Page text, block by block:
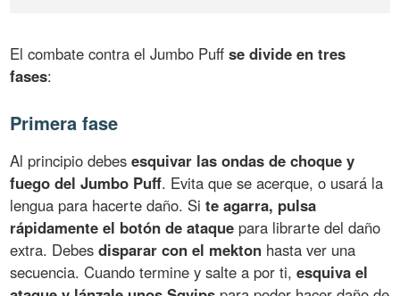
El combate contra el Jumbo Puffse divide en tres
fases:
Primera fase
Al principio debesesquivar las ondas de choque y
fuego del Jumbo Puff. Evita que se acerque, o usará la
lengua para hacerte daño. Site agarra, pulsa
rápidamente el botón de ataque para librarte del daño
extra. Debesdisparar con el mekton hasta ver una
secuencia. Cuando termine y salte a por ti,esquiva el